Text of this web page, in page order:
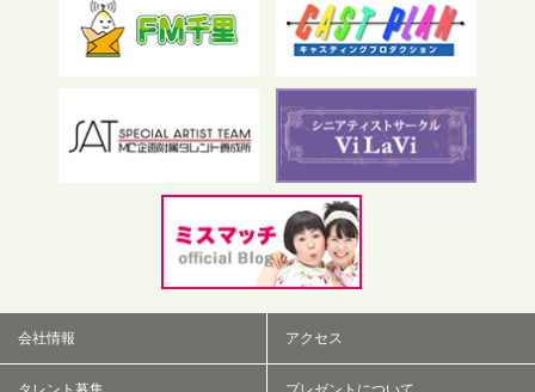
フリーワード検索
会社情報 アクセス